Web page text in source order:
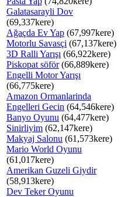
Galatasarayli Dov
(69,337kere)
Ağaçda Ev Yap (67,997kere)
Motorlu Savasçi (67,137kere)
3D Ralli Yarışı (66,922kere)
Piskopat söför(66,889kere)
Engelli Motor Yarışı
(66,775kere)
Amazon Ormanlarinda
Engelleri Gecin (64,546kere)
Banyo Oyunu (64,477kere)
Sinirliyim (62,147kere)
Makyaj Salonu (61,573kere)
Mario World Oyunu
(61,017kere)
Amerikan Guzeli Giydir
(58,913kere)
Dev Teker Oyunu